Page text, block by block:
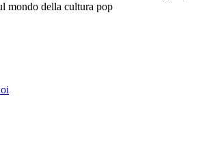
mondo della cultura pop